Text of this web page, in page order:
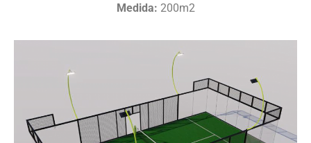
Medida: 200m2